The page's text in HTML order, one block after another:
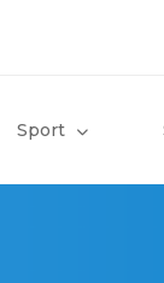
Sport